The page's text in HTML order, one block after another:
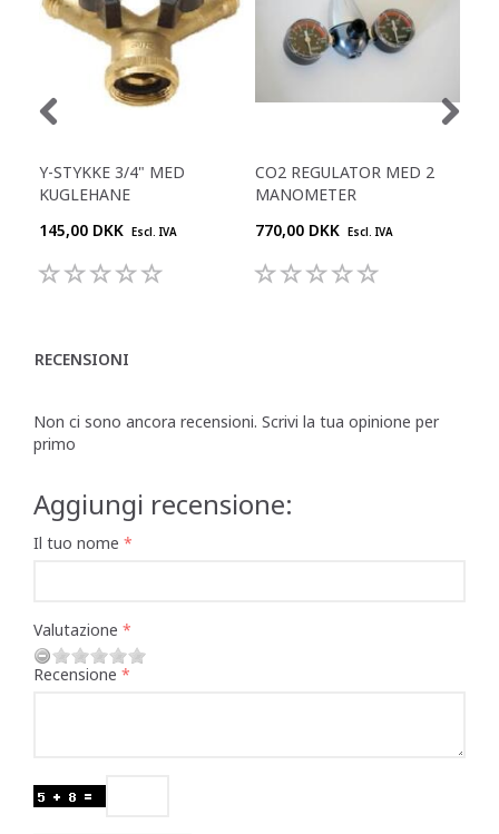
Y-STYKKE 3/4" MED
KUGLEHANE
145,00 DKK Escl. IVA
CO2 REGULATOR MED 2
MANOMETER
770,00 DKK Escl. IVA
RECENSIONI
Non ci sono ancora recensioni. Scrivi la tua opinione per
primo
Aggiungi recensione:
Il tuo nome
Valutazione
Recensione